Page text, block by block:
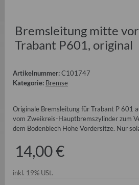
Bremsleitung mitte
Trabant P601, original
Artikelnummer:C101747
Kategorie: Bremse
Originale Bremsleitung für Trabant P 601
vom Zweikreis-Hauptbremszylinder zum
dem Bodenblech Höhe Vordersitze. Nur
14,00 €
inkl. 19% USt.